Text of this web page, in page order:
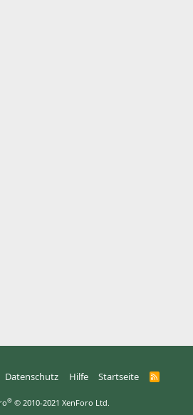
Datenschutz Hilfe Startseite
R
® © 2010-2021 XenForo Ltd.